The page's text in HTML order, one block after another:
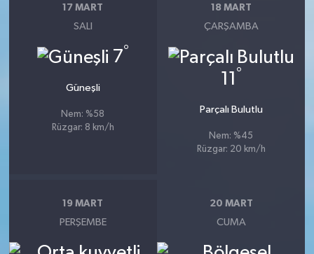
17 MART
SALI
7°
Güneşli
Nem: %58
Rüzgar: 8 km/h
18 MART
ÇARŞAMBA
11 °
Parçalı Bulutlu
Nem: %45
Rüzgar: 20 km/h
19 MART
PERŞEMBE
20 MART
CUMA